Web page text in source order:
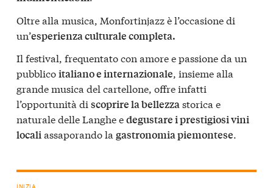
Oltre alla musica, Monfortinjazz è l’occasione di
un’esperienza culturale completa.
Il festival, frequentato con amore e passione da un
pubblicoitaliano e internazionale, insieme alla
grande musica del cartellone, offre infatti
l’opportunità di scoprire la bellezzastorica e
naturale delle Langhe edegustare i prestigiosi vini
localiassaporando la gastronomia piemontese.